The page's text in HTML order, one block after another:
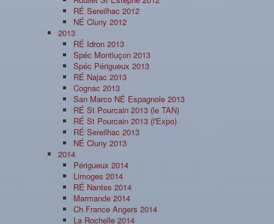
RÉ Sereilhac 2012
NÉ Cluny 2012
2013
RÉ Idron 2013
Spéc Montluçon 2013
Spéc Périgueux 2013
RÉ Najac 2013
Cognac 2013
San Marco NÉ Espagnole 2013
RÉ St Pourcain 2013 (le TAN)
RÉ St Pourcain 2013 (l'Expo)
RÉ Sereilhac 2013
NÉ Cluny 2013
2014
Périgueux 2014
Limoges 2014
RÉ Nantes 2014
Marmande 2014
Ch France Angers 2014
La Rochelle 2014